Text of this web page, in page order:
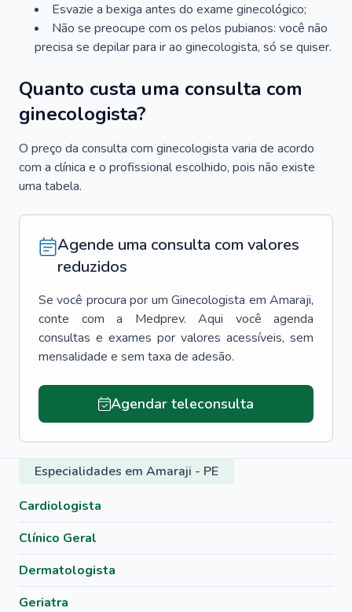
Esvazie a bexiga antes do exame ginecológico;
Não se preocupe com os pelos pubianos: você não
precisa se depilar para ir ao ginecologista, só se quiser.
Quanto custa uma consulta com
ginecologista?
O preço da consulta com ginecologista varia de acordo
com a clínica e o profissional escolhido, pois não existe
uma tabela.
Agende uma consulta com valores
reduzidos
Se você procura por um Ginecologista em Amaraji,
conte com a Medprev. Aqui você agenda
consultas e exames por valores acessíveis, sem
mensalidade e sem taxa de adesão.
Agendar teleconsulta
Especialidades em Amaraji - PE
Cardiologista
Clínico Geral
Dermatologista
Geriatra